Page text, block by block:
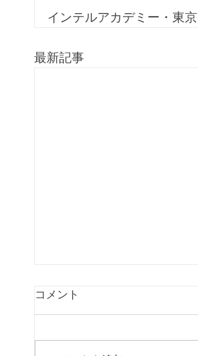
インテルアカデミー・東
最新記事
コメント